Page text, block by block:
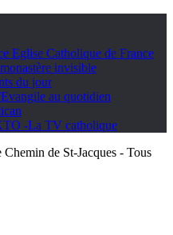
Eglise Catholique de France
invisible
du jour
au quotidien
-La TV catholique
de St-Jacques - Tous